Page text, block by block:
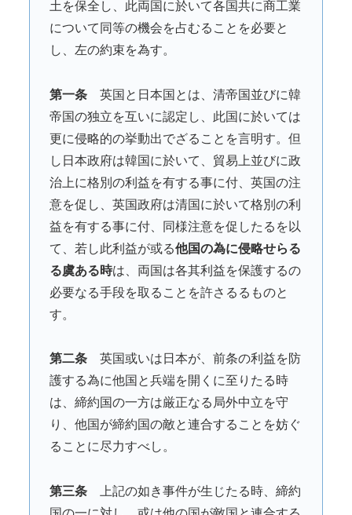
土を保全し、此両国に於いて各国共に商工業
について同等の機会を占むることを必要と
し、左の約束を為す。
第一条英国と日本国とは、清帝国並びに韓
帝国の独立を互いに認定し、此国に於いては
更に侵略的の挙動出でざることを言明す。但
し日本政府は韓国に於いて、貿易上並びに政
治上に格別の利益を有する事に付、英国の注
意を促し、英国政府は清国に於いて格別の利
益を有する事に付、同様注意を促したるを以
て、若し此利益が或る他国の為に侵略せらる
る虞ある時は、両国は各其利益を保護するの
必要なる手段を取ることを許さるるものと
す。
第二条英国或いは日本が、前条の利益を防
護する為に他国と兵端を開くに至りたる時
は、締約国の一方は厳正なる局外中立を守
り、他国が締約国の敵と連合することを妨ぐ
ることに尽力すべし。
第三条上記の如き事件が生じたる時、締約